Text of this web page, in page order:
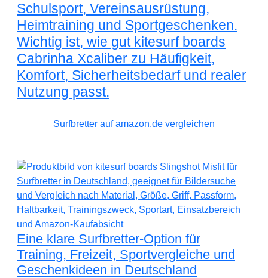
Schulsport, Vereinsausrüstung,
Heimtraining und Sportgeschenken.
Wichtig ist, wie gut kitesurf boards
Cabrinha Xcaliber zu Häufigkeit,
Komfort, Sicherheitsbedarf und realer
Nutzung passt.
Surfbretter auf amazon.de vergleichen
Eine klare Surfbretter-Option für
Training, Freizeit, Sportvergleiche und
Geschenkideen in Deutschland